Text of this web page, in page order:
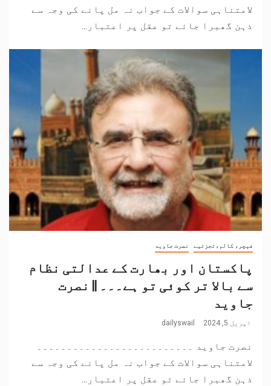
لامتناہی سوالات کے جواب نہ مل پانے کی وجہ سے
ذہن گھبرا جائے تو عقل پر اعتبار...
فیچر، کالم،تجزئیے نصرت جاوید
پاکستان اور بھارت کے عدالتی نظام
سے بالا تر کوئی تو ہے۔۔۔ || نصرت
جاوید
اپریل 5, 2024 dailyswail
نصرت جاوید ۔۔۔۔۔۔۔۔۔۔۔۔۔۔۔۔۔۔۔۔۔۔۔۔۔۔
لامتناہی سوالات کے جواب نہ مل پانے کی وجہ سے
ذہن گھبرا جائے تو عقل پر اعتبار...